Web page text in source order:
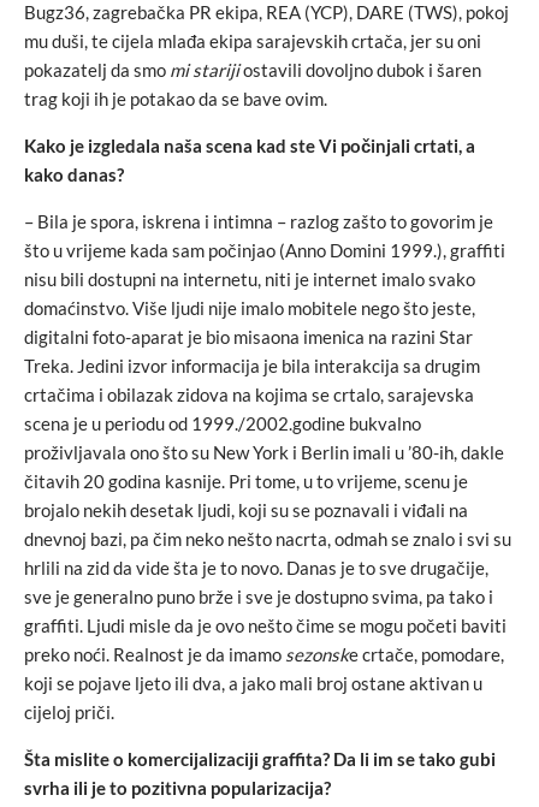
Bugz36, zagrebačka PR ekipa, REA (YCP), DARE (TWS), pokoj
mu duši, te cijela mlađa ekipa sarajevskih crtača, jer su oni
pokazatelj da smo mi starijiostavili dovoljno dubok i šaren
trag koji ih je potakao da se bave ovim.
Kako je izgledala naša scena kad ste Vi počinjali crtati, a
kako danas?
– Bila je spora, iskrena i intimna – razlog zašto to govorim je
što u vrijeme kada sam počinjao (Anno Domini 1999.), graffiti
nisu bili dostupni na internetu, niti je internet imalo svako
domaćinstvo. Više ljudi nije imalo mobitele nego što jeste,
digitalni foto-aparat je bio misaona imenica na razini Star
Treka. Jedini izvor informacija je bila interakcija sa drugim
crtačima i obilazak zidova na kojima se crtalo, sarajevska
scena je u periodu od 1999./2002.godine bukvalno
proživljavala ono što su New York i Berlin imali u ’80-ih, dakle
čitavih 20 godina kasnije. Pri tome, u to vrijeme, scenu je
brojalo nekih desetak ljudi, koji su se poznavali i viđali na
dnevnoj bazi, pa čim neko nešto nacrta, odmah se znalo i svi su
hrlili na zid da vide šta je to novo. Danas je to sve drugačije,
sve je generalno puno brže i sve je dostupno svima, pa tako i
graffiti. Ljudi misle da je ovo nešto čime se mogu početi baviti
preko noći. Realnost je da imamo sezonske crtače, pomodare,
koji se pojave ljeto ili dva, a jako mali broj ostane aktivan u
cijeloj priči.
Šta mislite o komercijalizaciji graffita? Da li im se tako gubi
svrha ili je to pozitivna popularizacija?